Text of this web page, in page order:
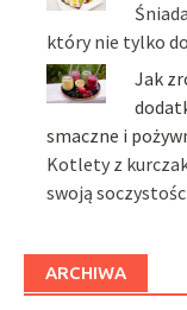
który nie tylko
Jak
smaczne i
Kotlety z
swoją
ARCHIWA